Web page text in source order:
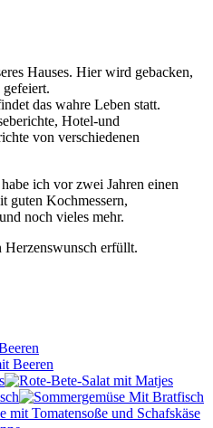
Hauses. Hier wird gebacken,
das wahre Leben statt.
Hotel-und
von verschiedenen
ich vor zwei Jahren einen
guten Kochmessern,
noch vieles mehr.
Herzenswunsch erfüllt.
mit Tomatensoße und Schafskäse